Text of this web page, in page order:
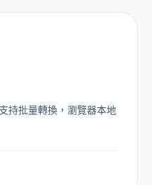
持批量轉換，瀏覽器本地